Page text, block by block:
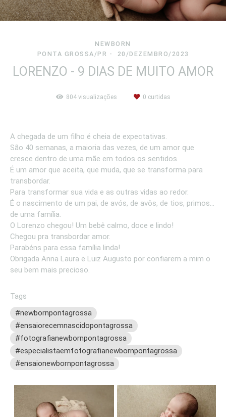
NEWBORN
PONTA GROSSA/PR
20/DEZEMBRO/2023
LORENZO - 9 DIAS DE MUITO AMOR
804visualizações 0 curtidas
A chegada de um filho é cheia de expectativas.
São 40 semanas, a maioria das vezes, de um amor que
cresce dentro de uma mãe em todos os sentidos.
É um amor que aceita, que muda, que se transforma para
transbordar.
Para transformar sua vida e as outras vidas ao redor.
É o nascimento de um pai, de avós, de avôs, de tios, primos...
de uma família.
O Lorenzo chegou! Um bebê calmo, doce e lindo!
Chegou pra transbordar amor.
Parabéns para essa família linda!
Obrigada Anna Laura e Luiz Augusto por confiarem a mim o
seu bem mais precioso.
Tags
#newbornpontagrossa
#ensaiorecemnascidopontagrossa
#fotografianewbornpontagrossa
#especialistaemfotografianewbornpontagrossa
#ensaionewbornpontagrossa